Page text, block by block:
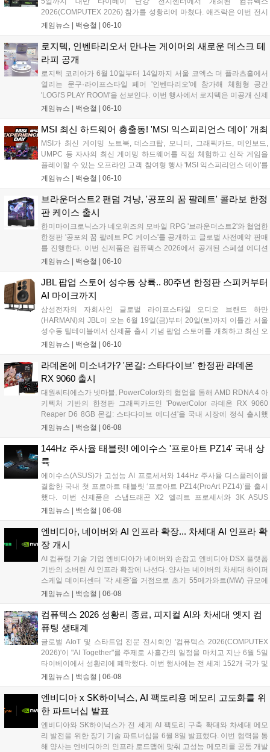
2026(COMPUTEX 2026) 참가를 성황리에 마쳤다. 애즈락은 이번 전시
회에서 자사의 플래그십 브랜드인 'Taichi(타이치)'의 10주년 기념 전시
게이밍 모니터, 수랭 쿨러, 파워서플라이 등 신제품 라인업을 대거 선보
였다....
게임뉴스 | 백승철 06-10
로지텍, 인벤타리오서 만나는 게이머의 새로운 데스크 테
라피 공개
로지텍 코리아가 6월 10일부터 14일까지 서울 코엑스 더 플라츠홀에서
열리는 문구·라이프스타일 페어 '인벤타리오'에 참가해 체험형 공간
'LOGI'S PLAY ROOM'을 선보인다. 이번 행사에서 로지텍은 미공개 신제
품인 폴더블 마우스 'MOBI FOLD'와 프리젠터 'SPOTLIGHT 2'를 현장에
로덕트사와의 협업을 통해 제작된 파워퍼프걸 한정판 굿즈 및 다채로운
참여형 이벤트를 마련해 데스크 환경 변화를 모색하는 사용자들에게 차
별화된 경험을 제공할 계획이다....
게임뉴스 | 백승철 06-10
MSI 최신 하드웨어 총출동! 'MSI 익스피리언스 데이' 개최
MSI가 최신 게이밍 노트북, 데스크탑, 모니터, 그래픽카드, 메인보드,
UMPC 등 자사의 최신 게이밍 하드웨어를 직접 체험하고 신작 게임을
플레이할 수 있는 오프라인 고객 참여형 행사 'MSI 익스피리언스 데이'를
개최하고 오는 6월 22일까지 참가자를 모집한다. 이번 행사는 6월 27일
고성능 하드웨어를 통해 신작 게임의 프레임 방어 및 발열 제어 성능을
직접 검증하고 다양한 게임 이벤트와 참가자 전용 제품 구매 혜택을 누
릴 수 있다....
게임뉴스 | 백승철 06-10
브라운더스트2 팬덤 겨냥, '공포의 꿈 팔레트' 콜라보 한정
판 케이스 출시
한미마이크로닉스가 네오위즈의 모바일 RPG '브라운더스트2'와 협업한
한정판 '공포의 꿈 팔레트 PC 케이스'를 공개하고 글로벌 사전예약 판매
를 진행한다. 이번 신제품은 컴퓨텍스 2026에서 공개된 스페셜 에디션
으로, 인기 캐릭터의 일러스트를 제품 전반에 반영해 게이머의 시각적
며......
게임뉴스 | 백승철 06-10
JBL 팝업 스토어 성수동 상륙.. 80주년 한정판 스피커부터
AI 마이크까지
삼성전자의 자회사인 글로벌 라이프스타일 오디오 브랜드 하만
(HARMAN)의 JBL이 오는 6월 19일(금)부터 20일(토)까지 이틀간 서울
성수동 틸테이블에서 신제품 출시 기념 팝업 스토어를 개최하고 최신 오
디오 라인업을 대거 공개한다. 이번 행사에서 JBL은 브랜드 80주년을 기
콘텐츠 크리에이터의 음성 출력을 보조하는 AI 기반 마이크 2종을 선보
이며 청취 및 오디오 환경 중심의 브랜드 경험을 제공할 예정이다....
게임뉴스 | 백승철 06-10
라데온에 미소녀가? '몬길: 스타다이브' 한정판 라데온
RX 9060 출시
대원씨티에스가 넷마블, PowerColor와의 협업을 통해 AMD RDNA 4 아
키텍처 기반의 한정판 그래픽카드인 'PowerColor 라데온 RX 9060
Reaper D6 8GB 몬길: 스타다이브 에디션'을 국내 시장에 정식 출시했
다. 이번 신제품은 넷마블의 신작 게임 '몬길: 스타 다이브' IP를 패키징과
클럭 2990MHz 스펙과 컴팩트한 설계를 갖춰, 실속 있는 게이밍 성능을
원하거나 소형 PC 환경을 구축하려는 코어 게이머층의 접근성을 넓힌
것이 특징이다....
게임뉴스 | 백승철 06-08
144Hz 주사율 태블릿! 에이수스 '프로아트 PZ14' 국내 상
륙
에이수스(ASUS)가 고성능 AI 프로세서와 144Hz 주사율 디스플레이를
결합한 국내 첫 프로아트 태블릿 ‘프로아트 PZ14(ProArt PZ14)’를 출시
했다. 이번 신제품은 스냅드래곤 X2 엘리트 프로세서와 3K ASUS
Lumina Pro OLED 디스플레이를 탑재해 고해상도 그래픽 작업과 부드
1TB PCIe 4.0 SSD를 바탕으로 안정적인 구동 환경을 제공하며, 온디바
이스 AI 기능 처리를 위한 최대 80 TOPS 성능의 NPU를 갖췄다....
게임뉴스 | 백승철 06-08
엔비디아, 네이버와 AI 인프라 확장... 차세대 AI 인프라 확
장 개시
AI 컴퓨팅 기술 기업 엔비디아가 네이버와 손잡고 엔비디아 DSX 플랫폼
기반의 소버린 AI 인프라 확장에 나선다. 양사는 네이버의 차세대 하이퍼
스케일 데이터센터 '각 세종'을 거점으로 초기 55메가와트(MW) 규모에
서 향후 기가와트(GW)급까지 확장되는 대규모 AI 팩토리를 구축할 계획
웨어를 도입하여 국내외 산업계를 위한 에이전틱 AI 서비스 및 차세대 하
이퍼클로바X 모델 고도화를 본격화한다....
게임뉴스 | 백승철 06-08
컴퓨텍스 2026 성황리 종료, 피지컬 AI와 차세대 엣지 컴
퓨팅 생태계
글로벌 AIoT 및 스타트업 전문 전시회인 '컴퓨텍스 2026(COMPUTEX
2026)'이 "AI Together"를 주제로 사흘간의 일정을 마치고 지난 6월 5일
타이베이에서 성황리에 폐막했다. 이번 행사에는 전 세계 152개 국가 및
지역에서 11만 1,312명의 바이어가 방문했으며, 인텔, 퀄컴, 마벨, NXP
팅 및 게이밍 환경의 핵심이 될 AI 기술의 미래 청사진을 제시했다. 특히
가상 공간을 넘어 실제 하드웨어 제어와 연동되는 피지컬 AI 기술과 에이
수스(ASUS), 트랜센드 등 주요 제조사들의 지속가능한 하드웨어 생태계
가 집중 조명되며 전 세계 게이머들과 산업 관계자들의 이목을 집중시켰
다....
게임뉴스 | 백승철 06-08
엔비디아 x SK하이닉스, AI 팩토리용 메모리 고도화를 위
한 파트너십 발표
엔비디아와 SK하이닉스가 전 세계 AI 팩토리 구축 확대와 차세대 메모
리 발전을 위한 장기 기술 파트너십을 6월 8일 발표했다. 이번 협력을 통
해 양사는 엔비디아의 인프라 로드맵에 맞춰 고성능 메모리를 공동 개발